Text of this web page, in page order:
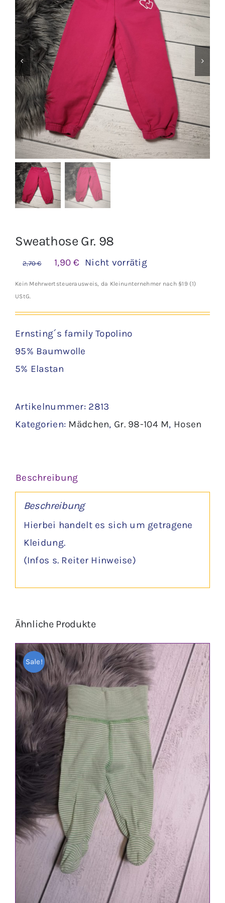
Jungen
Mädchen
Accesoires
Schuhe / Socken
Spielzeug
Babyausstattung
Krims Krams
Sweathose Gr. 98
2,70€
Ursprünglicher
Preis
2,70 €
1,90€ Aktueller
Preis
1,90 €.
Nicht vorrätig
Kein Mehrwertsteuerausweis, da Kleinunternehmer nach §19 (1)
UStG.
Ernsting´s family Topolino
95% Baumwolle
5% Elastan
Artikelnummer: 2813
Kategorien: Mädchen, Gr. 98-104 M, Hosen
Beschreibung
Beschreibung
Hierbei handelt es sich um getragene
Kleidung.
(Infos s. Reiter Hinweise)
Ähnliche Produkte
Sale!